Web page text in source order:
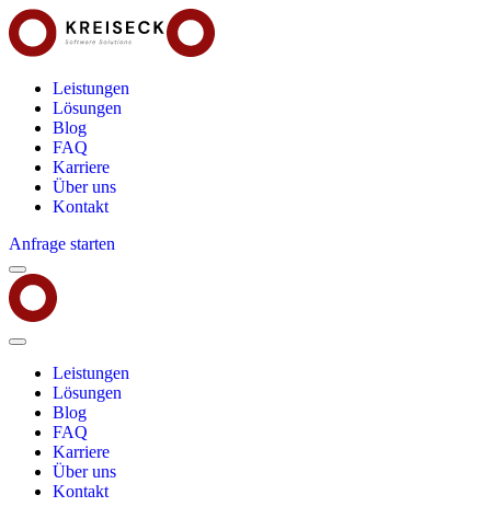
Leistungen
Lösungen
Blog
FAQ
Karriere
Über uns
Kontakt
Anfrage starten
Menu
Kreiseck
-
Software
Solutions
Close
Leistungen
Lösungen
Blog
FAQ
Karriere
Über uns
Kontakt